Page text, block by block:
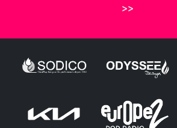
>>